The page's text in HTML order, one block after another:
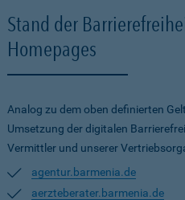
Stand der
Homepages
Analog zu dem oben definierten
Umsetzung der digitalen
Vermittler und unserer
agentur.barmenia.de
aerzteberater.barmenia.de